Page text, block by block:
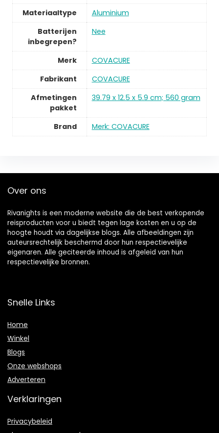
Materiaaltype
Aluminium
Batterijen
inbegrepen?
Nee
Merk
COVACURE
Fabrikant
COVACURE
Afmetingen
pakket
39.79 x 12.5 x 5.9 cm; 560 gram
Brand Merk: COVACURE
Over ons
Rivanights is een moderne website die de best verkopende
reisproducten voor u biedt tegen lage kosten en u op de
hoogte houdt via dagelijkse blogs. Alle afbeeldingen zijn
auteursrechtelijk beschermd door hun respectievelijke
eigenaren. Alle geciteerde inhoud is afgeleid van hun
respectievelijke bronnen.
Snelle Links
Home
Winkel
Blogs
Onze webshops
Adverteren
Verklaringen
Privacybeleid